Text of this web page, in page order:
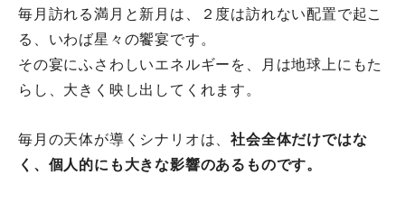
毎月訪れる満月と新月は、２度は訪れない配置で起こ
る、 いわば星々の饗宴です。
その宴にふさわしいエネルギーを、月は地球上にもた
らし、 大きく映し出してくれます。
毎月の天体が導くシナリオは、社会全体だけではな
く、 個人的にも大きな影響のあるものです。